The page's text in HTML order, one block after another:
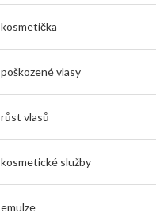
kosmetička
poškozené vlasy
růst vlasů
kosmetické služby
emulze